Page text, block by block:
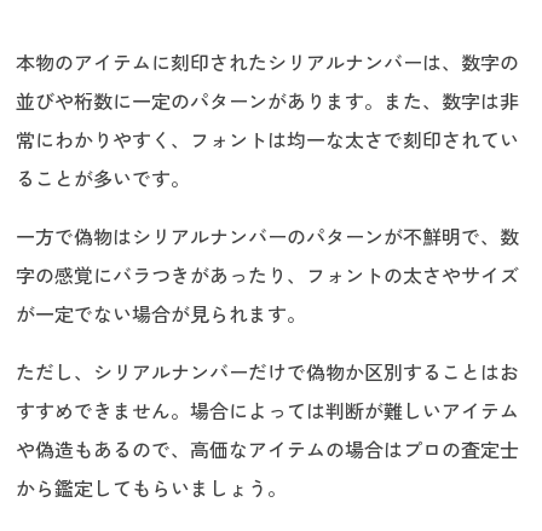
本物のアイテムに刻印されたシリアルナンバーは、数字の
並びや桁数に一定のパターンがあります。また、数字は非
常にわかりやすく、フォントは均一な太さで刻印されてい
ることが多いです。
一方で偽物はシリアルナンバーのパターンが不鮮明で、数
字の感覚にバラつきがあったり、フォントの太さやサイズ
が一定でない場合が見られます。
ただし、シリアルナンバーだけで偽物か区別することはお
すすめできません。場合によっては判断が難しいアイテム
や偽造もあるので、高価なアイテムの場合はプロの査定士
から鑑定してもらいましょう。